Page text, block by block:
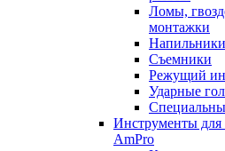
Ломы,
монтажки
Съемники
Режущий
Ударные
Инструменты для
AmPro